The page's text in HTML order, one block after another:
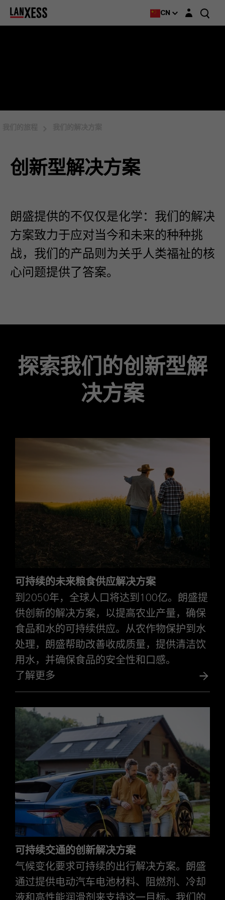
CN Login layer
创新型解决方案
朗盛提供的不仅仅是化学：我们的解决
方案致力于应对当今和未来的种种挑
战，我们的产品则为关乎人类福祉的核
心问题提供了答案。
探索我们的创新型解
决方案
可持续的未来粮食供应解决方案
到2050年，全球人口将达到100亿。朗盛提
供创新的解决方案，以提高农业产量，确保
食品和水的可持续供应。从农作物保护到水
处理，朗盛帮助改善收成质量，提供清洁饮
用水，并确保食品的安全性和口感。
了解更多
可持续交通的创新解决方案
气候变化要求可持续的出行解决方案。朗盛
通过提供电动汽车电池材料、阻燃剂、冷却